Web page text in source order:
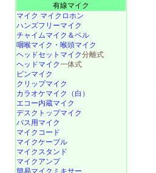
有線マイク
マイク マイクロホン
ハンズフリーマイク
チャイムマイク＆ベル
咽喉マイク・喉頭マイク
ヘッドセットマイク分離式
ヘッドマイク一体式
ピンマイク
クリップマイク
カラオケマイク（白）
エコー内蔵マイク
デスクトップマイク
バス用マイク
マイクコード
マイクケーブル
マイクスタンド
マイクアンプ
簡易マイクミキサー